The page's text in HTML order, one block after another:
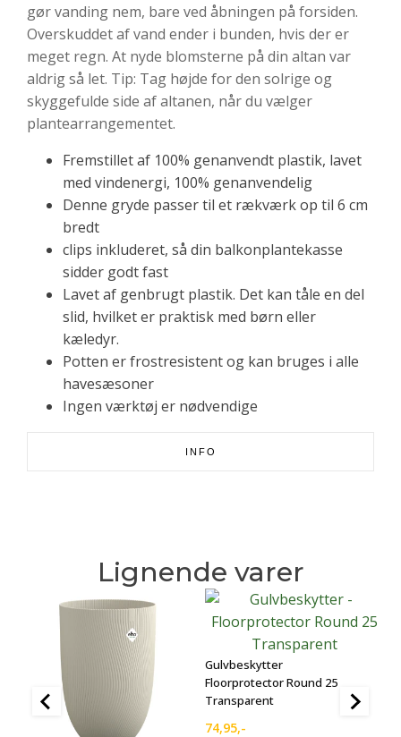
gør vanding nem, bare ved åbningen på forsiden.
Overskuddet af vand ender i bunden, hvis der er
meget regn. At nyde blomsterne på din altan var
aldrig så let. Tip: Tag højde for den solrige og
skyggefulde side af altanen, når du vælger
plantearrangementet.
Fremstillet af 100% genanvendt plastik, lavet
med vindenergi, 100% genanvendelig
Denne gryde passer til et rækværk op til 6 cm
bredt
clips inkluderet, så din balkonplantekasse
sidder godt fast
Lavet af genbrugt plastik. Det kan tåle en del
slid, hvilket er praktisk med børn eller
kæledyr.
Potten er frostresistent og kan bruges i alle
havesæsoner
Ingen værktøj er nødvendige
INFO
Lignende varer
Gulvbeskytter
Floorprotector Round 25
Transparent
74,95,-